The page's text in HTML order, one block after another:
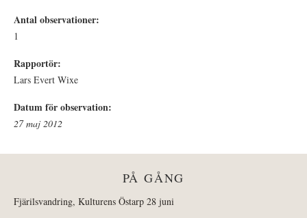
Antal observationer:
1
Rapportör:
Lars Evert Wixe
Datum för observation:
27 maj 2012
PÅ GÅNG
Fjärilsvandring, Kulturens Östarp 28 juni